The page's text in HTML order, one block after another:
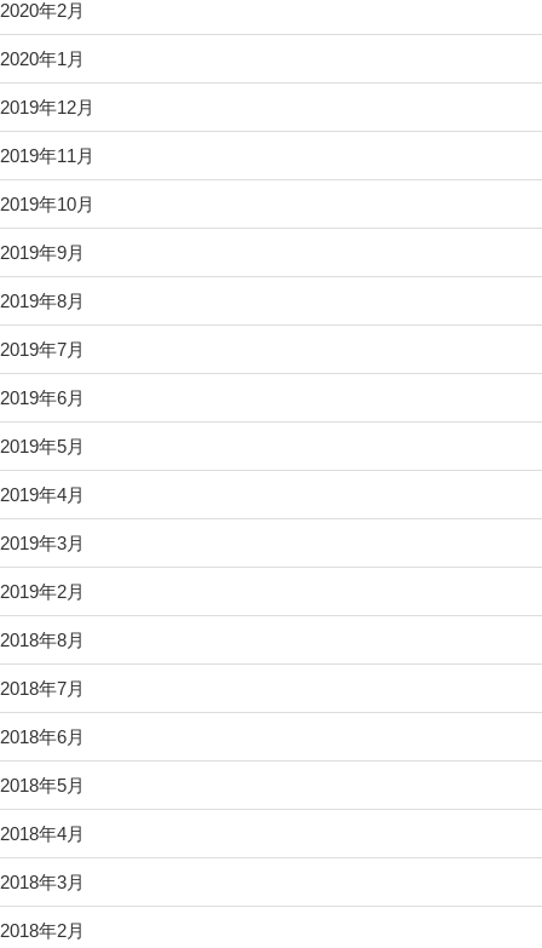
2020年2月
2020年1月
2019年12月
2019年11月
2019年10月
2019年9月
2019年8月
2019年7月
2019年6月
2019年5月
2019年4月
2019年3月
2019年2月
2018年8月
2018年7月
2018年6月
2018年5月
2018年4月
2018年3月
2018年2月